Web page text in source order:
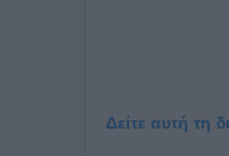
Δείτε αυτή τη